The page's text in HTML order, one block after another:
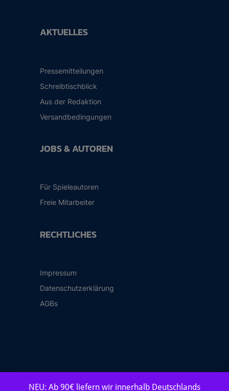
NEU: Ab 90€ liefern wir innerhalb Deutschlands
AKTUELLES
Pressemitteilungen
Schreibtischblick
Aus der Redaktion
Versandbedingungen
JOBS & AUTOREN
Für Spieleautoren
Freie Mitarbeiter
RECHTLICHES
Impressum
Datenschutzerklärung
AGBs